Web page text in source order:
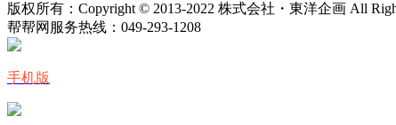
版权所有：Copyright © 2013-2022 株式会社・東洋企画 All
帮帮网服务热线： 049-293-1208
手机版